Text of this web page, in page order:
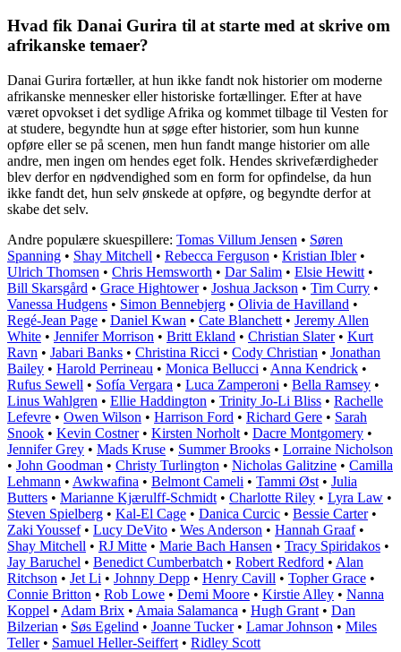
Hvad fik Danai Gurira til at starte med at skrive om
afrikanske temaer?
Danai Gurira fortæller, at hun ikke fandt nok historier om moderne
afrikanske mennesker eller historiske fortællinger. Efter at have
været opvokset i det sydlige Afrika og kommet tilbage til Vesten for
at studere, begyndte hun at søge efter historier, som hun kunne
opføre eller se på scenen, men hun fandt mange historier om alle
andre, men ingen om hendes eget folk. Hendes skrivefærdigheder
blev derfor en nødvendighed som en form for opfindelse, da hun
ikke fandt det, hun selv ønskede at opføre, og begyndte derfor at
skabe det selv.
Andre populære skuespillere: Tomas Villum Jensen • Søren
Spanning • Shay Mitchell • Rebecca Ferguson • Kristian Ibler•
Ulrich Thomsen • Chris Hemsworth • Dar Salim • Elsie Hewitt •
Bill Skarsgård • Grace Hightower• Joshua Jackson • Tim Curry •
Vanessa Hudgens • Simon Bennebjerg • Olivia de Havilland •
Regé-Jean Page • Daniel Kwan • Cate Blanchett • Jeremy Allen
White • Jennifer Morrison • Britt Ekland • Christian Slater• Kurt
Ravn • Jabari Banks • Christina Ricci • Cody Christian • Jonathan
Bailey • Harold Perrineau • Monica Bellucci • Anna Kendrick •
Rufus Sewell • Sofía Vergara • Luca Zamperoni • Bella Ramsey •
Linus Wahlgren • Ellie Haddington • Trinity Jo-Li Bliss • Rachelle
Lefevre • Owen Wilson • Harrison Ford • Richard Gere • Sarah
Snook • Kevin Costner• Kirsten Norholt • Dacre Montgomery •
Jennifer Grey • Mads Kruse • Summer Brooks • Lorraine Nicholson
• John Goodman • Christy Turlington • Nicholas Galitzine • Camilla
Lehmann • Awkwafina • Belmont Cameli • Tammi Øst • Julia
Butters • Marianne Kjærulff-Schmidt • Charlotte Riley • Lyra Law •
Steven Spielberg • Kal-El Cage • Danica Curcic • Bessie Carter•
Zaki Youssef• Lucy DeVito • Wes Anderson • Hannah Graaf•
Shay Mitchell • RJ Mitte • Marie Bach Hansen • Tracy Spiridakos •
Jay Baruchel • Benedict Cumberbatch • Robert Redford • Alan
Ritchson • Jet Li • Johnny Depp • Henry Cavill • Topher Grace •
Connie Britton • Rob Lowe • Demi Moore • Kirstie Alley • Nanna
Koppel • Adam Brix • Amaia Salamanca • Hugh Grant • Dan
Bilzerian • Søs Egelind • Joanne Tucker• Lamar Johnson • Miles
Teller• Samuel Heller-Seiffert • Ridley Scott